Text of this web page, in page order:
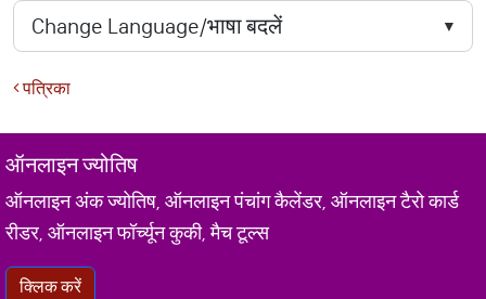
पत्रिका
ऑनलाइन ज्योतिष
ऑनलाइन अंक ज्योतिष, ऑनलाइन पंचांग कैलेंडर, ऑनलाइन टैरो कार्ड
रीडर, ऑनलाइन फॉर्च्यून कुकी, मैच टूल्स
क्लिक करें